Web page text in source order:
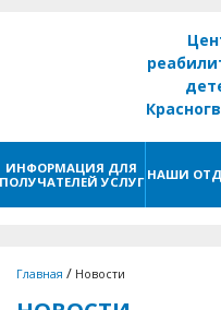
ИНФОРМАЦИЯ ДЛЯ
ПОЛУЧАТЕЛЕЙ УСЛУГ НАШИ
Главная / Новости